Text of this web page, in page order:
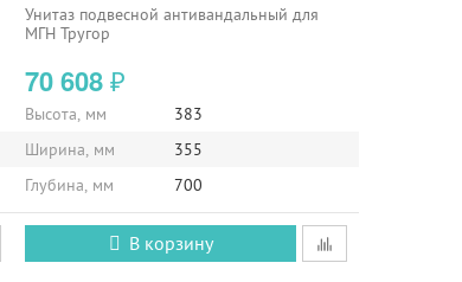
Унитаз подвесной антивандальный для
МГН Тругор
70 608₽
Высота, мм
383
Ширина, мм
355
Глубина, мм
700
В корзину